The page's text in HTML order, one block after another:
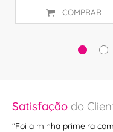
COMPRAR
Satisfação do
"Foi a minha primeira